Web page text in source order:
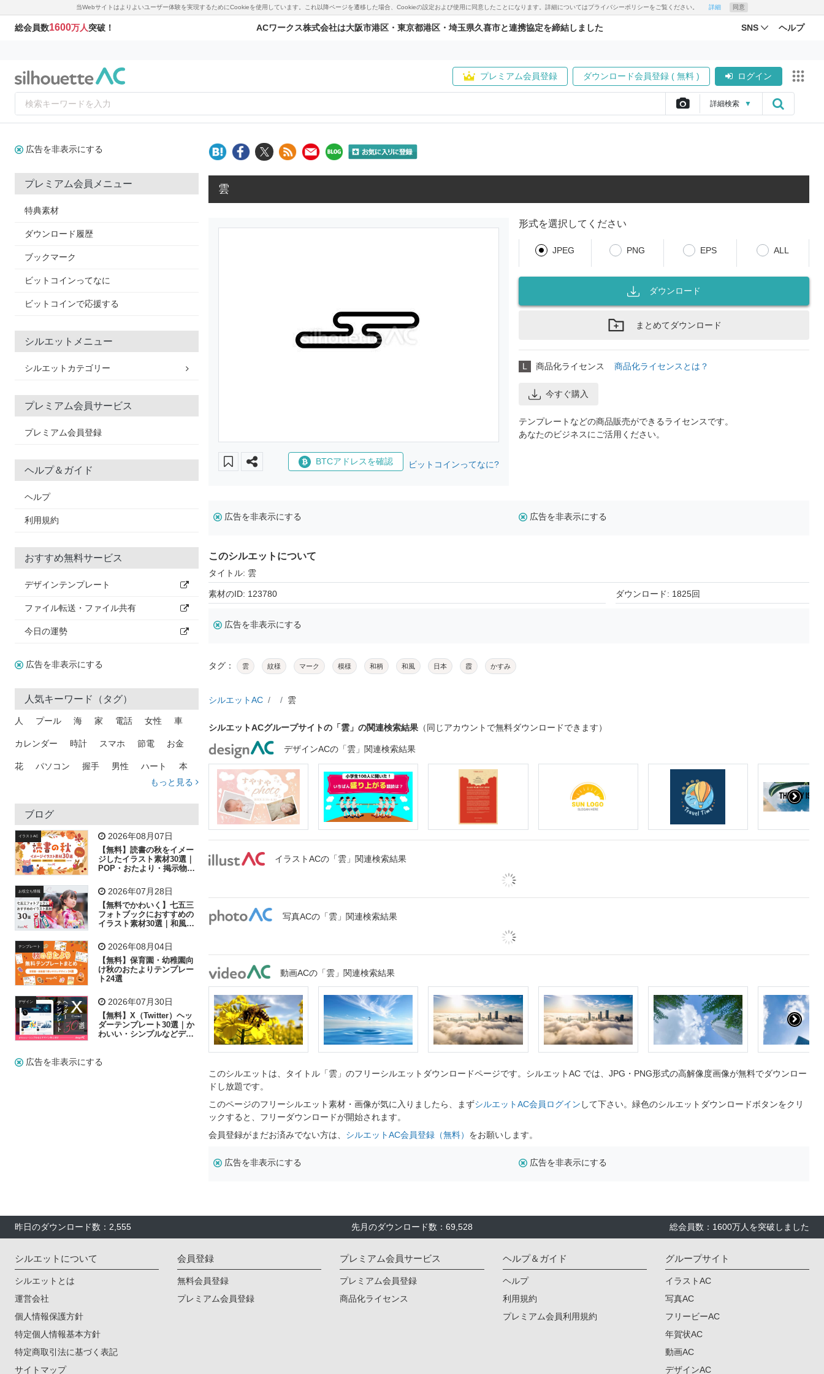
当Webサイトはよりよいユーザー体験を実現するためにCookieを使用しています。これ以降ページを遷移した場合、Cookieの設定および使用に同意したことになります。詳細についてはプライバシーポリシーをご覧ください。 詳細 同意
総会員数1600万人突破！ ACワークス株式会社は大阪市港区・東京都港区・埼玉県久喜市と連携協定を締結しました SNS ヘルプ
プレミアム会員登録 ダウンロード会員登録 ( 無料 ) ログイン
詳細検索 ▼
広告を非表示にする
プレミアム会員メニュー
特典素材
ダウンロード履歴
ブックマーク
ビットコインってなに
ビットコインで応援する
シルエットメニュー
シルエットカテゴリー
プレミアム会員サービス
プレミアム会員登録
ヘルプ＆ガイド
ヘルプ
利用規約
おすすめ無料サービス
デザインテンプレート
ファイル転送・ファイル共有
今日の運勢
広告を非表示にする
人気キーワード（タグ）
人 プール 海 家 電話 女性 車
カレンダー 時計 スマホ 節電 お金
花 パソコン 握手 男性 ハート 本
トラック 木
吹き出し
飛行機 グラフ ビル 魚 家族 書類
歩く 工場 会社 太陽 キラキラ
子供 作業員 葉 相談 ピクトグラム
もっと見る
ブログ
イラストAC 2026年08月07日
【無料】読書の秋をイメー
ジしたイラスト素材30選｜
POP・おたより・掲示物に
お役立ち情報 2026年07月28日
【無料でかわいく】七五三
フォトブックにおすすめの
イラスト素材30選｜和風の
テンプレート 2026年08月04日
【無料】保育園・幼稚園向
け秋のおたよりテンプレー
ト24選
デザイン 2026年07月30日
【無料】X（Twitter）ヘッ
ダーテンプレート30選｜か
わいい・シンプルなどデザ
広告を非表示にする
雲
BTCアドレスを確認 ビットコインってなに?
形式を選択してください
JPEG PNG EPS ALL
ダウンロード
まとめてダウンロード
L 商品化ライセンス 商品化ライセンスとは？
今すぐ購入
テンプレートなどの商品販売ができるライセンスです。
あなたのビジネスにご活用ください。
広告を非表示にする 広告を非表示にする
このシルエットについて
タイトル: 雲
素材のID: 123780 ダウンロード: 1825回
広告を非表示にする
タグ： 雲 紋様 マーク 模様 和柄 和風 日本 霞 かすみ
シルエットAC 雲
シルエットACグループサイトの「雲」の関連検索結果 （同じアカウントで無料ダウンロードできます）
デザインACの「雲」関連検索結果
イラストACの「雲」関連検索結果
写真ACの「雲」関連検索結果
動画ACの「雲」関連検索結果
このシルエットは、タイトル「雲」のフリーシルエットダウンロードページです。シルエットAC では、JPG・PNG形式の高解像度画像が無料でダウンロー
ドし放題です。
このページのフリーシルエット素材・画像が気に入りましたら、まずシルエットAC会員ログイン して下さい。緑色のシルエットダウンロードボタンをクリ
ックすると、フリーダウンロードが開始されます。
会員登録がまだお済みでない方は、 シルエットAC会員登録（無料） をお願いします。
広告を非表示にする 広告を非表示にする
昨日のダウンロード数：2,555 先月のダウンロード数：69,528 総会員数：1600万人を突破しました
シルエットについて
シルエットとは
運営会社
個人情報保護方針
特定個人情報基本方針
特定商取引法に基づく表記
サイトマップ
会員登録
無料会員登録
プレミアム会員登録
プレミアム会員サービス
プレミアム会員登録
商品化ライセンス
ヘルプ＆ガイド
ヘルプ
利用規約
プレミアム会員利用規約
グループサイト
イラストAC
写真AC
フリービーAC
年賀状AC
動画AC
デザインAC